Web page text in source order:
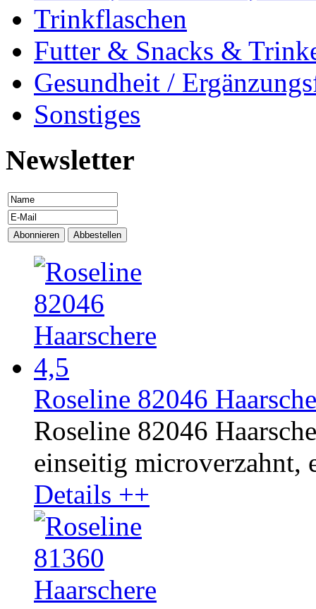
Trinkflaschen
Futter & Snacks &
Gesundheit /
Sonstiges
Newsletter
Roseline 82046
Roseline 82046
einseitig microverzahnt,
Details ++